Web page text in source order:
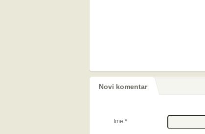
Novi komentar
Ime *